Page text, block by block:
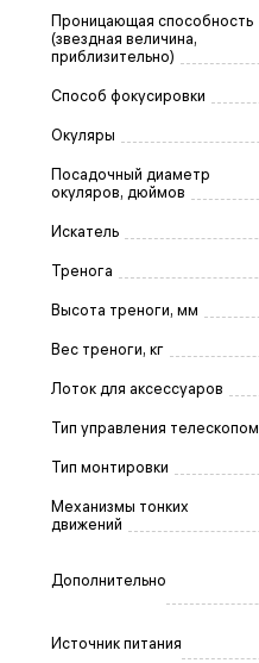
Проницающая способность
(звездная величина,
приблизительно)
Способ фокусировки
Окуляры
Посадочный диаметр
окуляров, дюймов
Искатель
Тренога
Высота треноги, мм
Вес треноги, кг
Лоток для аксессуаров
Тип управления телескопом
Тип монтировки
Механизмы тонких
движений
Дополнительно
Источник питания